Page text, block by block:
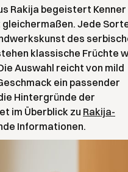
Rakija begeistert Kenner
gleichermaßen. Jede
des
klassische Früchte
Auswahl reicht von mild
ein passender
Hintergründe der
im Überblick zu Rakija-
Informationen.